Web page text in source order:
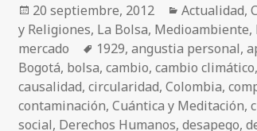
Publicado
el
20 septiembre, 2012 Categorías
Actualidad,
y Religiones, La Bolsa, Medioambiente,
mercado
Etiquetas
1929,angustia personal,
Bogotá, bolsa,cambio,cambio climático
causalidad,circularidad,Colombia,
contaminación,Cuántica y Meditación,
social, Derechos Humanos,desapego,